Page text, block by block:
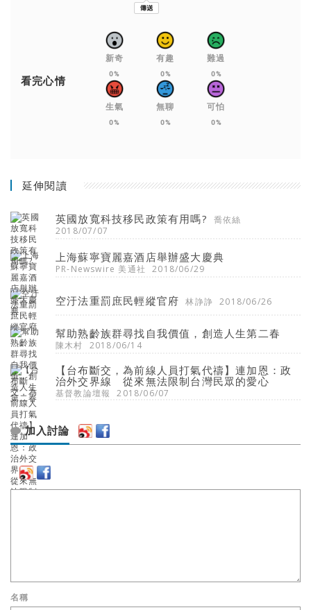
看完心情
新奇
0%
有趣
0%
難過
0%
生氣
0%
無聊
0%
可怕
0%
延伸閱讀
英國放寬科技移民政策有用嗎?
喬依絲
2018/07/07
上海蘇寧寶麗嘉酒店舉辦盛大慶典
PR-Newswire 美通社 2018/06/29
空汙法重罰庶民輕縱官府 林諍諍 2018/06/26
幫助熟齡族群尋找自我價值，創造人生第二春
陳木村 2018/06/14
【台布斷交，為前線人員打氣代禱】連加恩：政
治外交界線 從來無法限制台灣民眾的愛心
基督教論壇報 2018/06/07
加入討論
名稱